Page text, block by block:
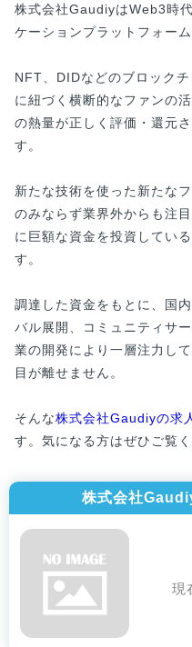
株式会社GaudiyはWeb3時
ケーションプラットフォー
NFT、DIDなどのブロック
に紐づく横断的なファンの
の熱量が正しく評価・還元
す。
新たな技術を使った新たな
のみならず業界外からも注
に巨額な資金を投資してい
す。
調達した資金をもとに、国
バル展開、コミュニティサ
業の開発により一層注力し
目が離せません。
そんな株式会社Gaudiyの求
す。気になる方はぜひご覧く
株式会社
現